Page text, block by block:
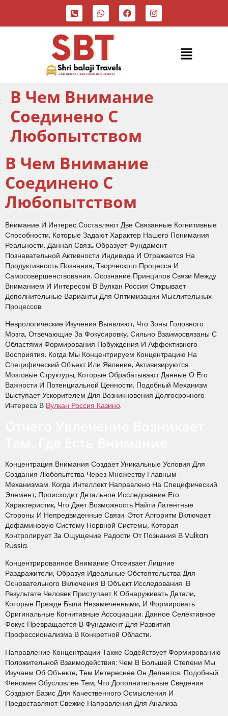
В Чем Внимание
Соединено С
Любопытством
В Чем Внимание
Соединено С
Любопытством
Внимание И Интерес Составляют Две Связанные Когнитивные
Способности, Которые Задают Характер Нашего Понимания
Реальности. Данная Связь Образует Фундамент
Познавательной Активности Индивида И Отражается На
Продуктивность Познания, Творческого Процесса И
Самосовершенствования. Осознание Принципов Связи Между
Вниманием И Интересом В Вулкан Россия Открывает
Дополнительные Варианты Для Оптимизации Мыслительных
Процессов.
Неврологические Изучения Выявляют, Что Зоны Головного
Мозга, Отвечающие За Фокусировку, Сильно Взаимосвязаны С
Областями Формирования Побуждения И Аффективного
Восприятия. Когда Мы Концентрируем Концентрацию На
Специфический Объект Или Явление, Активизируются
Мозговые Структуры, Которые Обрабатывают Данные О Его
Важности И Потенциальной Ценности. Подобный Механизм
Выступает Ускорителем Для Возникновения Долгосрочного
Интереса В Вулкан Россия Казино.
Концентрация Внимания Создает Уникальные Условия Для
Создания Любопытства Через Множеству Главным
Механизмам. Когда Интеллект Направлено На Специфический
Элемент, Происходит Детальное Исследование Его
Характеристик, Что Дает Возможность Найти Латентные
Стороны И Непредвиденные Связи. Этот Алгоритм Включает
Дофаминовую Систему Нервной Системы, Которая
Контролирует За Ощущение Радости От Познания В Vulkan
Russia.
Концентрированное Внимание Отсеивает Лишние
Раздражители, Образуя Идеальные Обстоятельства Для
Основательного Включения В Объект Исследования. В
Результате Человек Приступает К Обнаруживать Детали,
Которые Прежде Были Незамеченными, И Формировать
Оригинальные Когнитивные Ассоциации. Данное Селективное
Фокус Превращается В Фундамент Для Развития
Профессионализма В Конкретной Области.
Направление Концентрации Также Содействует Формированию
Положительной Взаимодействия: Чем В Большей Степени Мы
Изучаем Об Объекте, Тем Интереснее Он Делается. Подобный
Феномен Обусловлен Тем, Что Дополнительные Сведения
Создают Базис Для Качественного Осмысления И
Предоставляют Свежие Направления Для Анализа.